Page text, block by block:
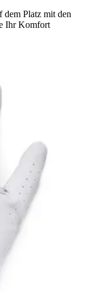
dem Platz mit den
Ihr Komfort